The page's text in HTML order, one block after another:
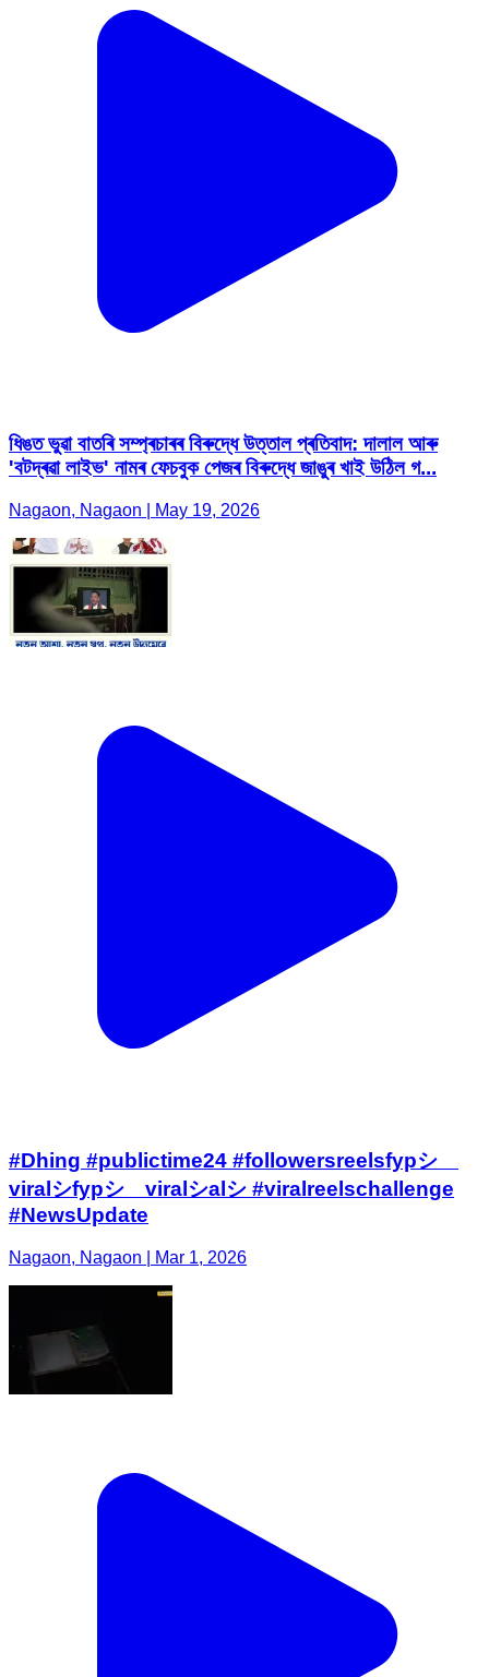
ধিঙত ভুৱা বাতৰি সম্প্ৰচাৰৰ বিৰুদ্ধে উত্তাল প্ৰতিবাদ: দালাল আৰু
'বটদ্ৰৱা লাইভ' নামৰ ফেচবুক পেজৰ বিৰুদ্ধে জাঙুৰ খাই উঠিল গ...
Nagaon, Nagaon | May 19, 2026
#Dhing #publictime24 #followersreelsfypシ゚
viralシfypシ゚viralシalシ #viralreelschallenge
#NewsUpdate
Nagaon, Nagaon | Mar 1, 2026